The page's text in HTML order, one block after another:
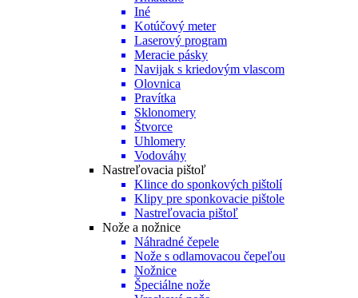
Iné
Kotúčový meter
Laserový program
Meracie pásky
Navijak s kriedovým vlascom
Olovnica
Pravítka
Sklonomery
Štvorce
Uhlomery
Vodováhy
Nastreľovacia pištoľ
Klince do sponkových pištolí
Klipy pre sponkovacie pištole
Nastreľovacia pištoľ
Nože a nožnice
Náhradné čepele
Nože s odlamovacou čepeľou
Nožnice
Špeciálne nože